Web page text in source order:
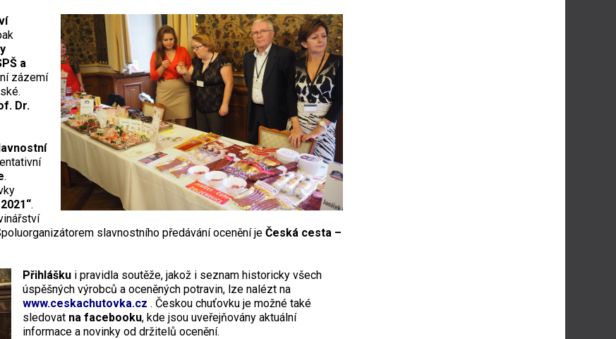
a
zázemí
Dr.
.
1“.
slavnostního předávání ocenění je Česká cesta –
Přihlášku i pravidla soutěže, jakož i seznam historicky všech
úspěšných výrobců a oceněných potravin, lze nalézt na
www.ceskachutovka.cz . Českou chuťovku je možné také
sledovat na facebooku, kde jsou uveřejňovány aktuální
informace a novinky od držitelů ocenění.